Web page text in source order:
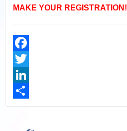
MAKE YOUR REGISTRATION!
Facebook
Twitter
LinkedIn
Share